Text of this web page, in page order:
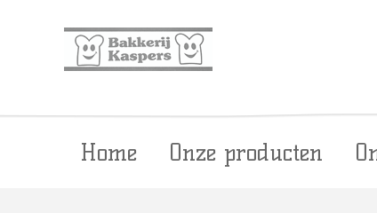
Home Onze producten